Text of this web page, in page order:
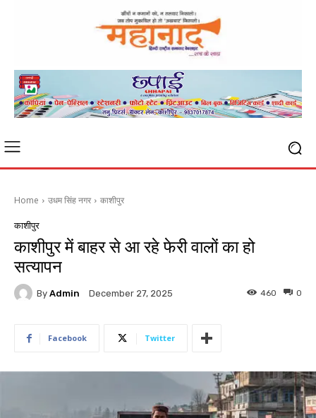
Home उधम सिंह नगर काशीपुर
काशीपुर
काशीपुर में बाहर से आ रहे फेरी वालों का हो
सत्यापन
By Admin December 27, 2025 0
460
Facebook Twitter